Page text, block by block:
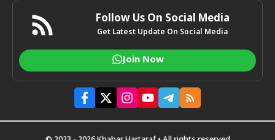
Follow Us On Social Media
Get Latest Update On Social Media
Join Now